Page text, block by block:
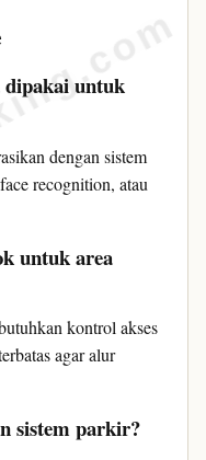
untuk
dengan sistem
recognition, atau
untuk area
kontrol akses
agar alur
sistem parkir?